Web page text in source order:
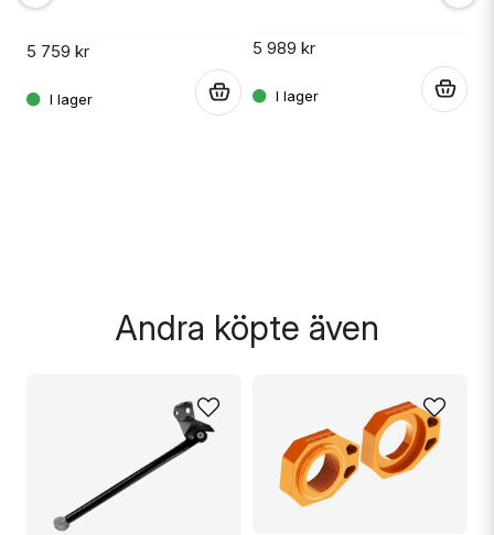
5 759 kr 5 989 kr
Andra köpte även